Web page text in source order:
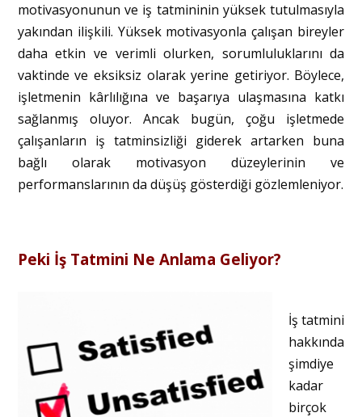
motivasyonunun ve iş tatmininin yüksek tutulmasıyla
yakından ilişkili. Yüksek motivasyonla çalışan bireyler
daha etkin ve verimli olurken, sorumluluklarını da
vaktinde ve eksiksiz olarak yerine getiriyor. Böylece,
işletmenin kârlılığına ve başarıya ulaşmasına katkı
sağlanmış oluyor. Ancak bugün, çoğu işletmede
çalışanların iş tatminsizliği giderek artarken buna
bağlı olarak motivasyon düzeylerinin ve
performanslarının da düşüş gösterdiği gözlemleniyor.
Peki İş Tatmini Ne Anlama Geliyor?
İş tatmini
hakkında
şimdiye
kadar
birçok